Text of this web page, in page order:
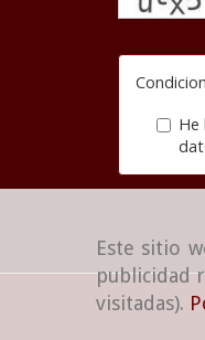
Este sitio
publicidad
visitadas).
He